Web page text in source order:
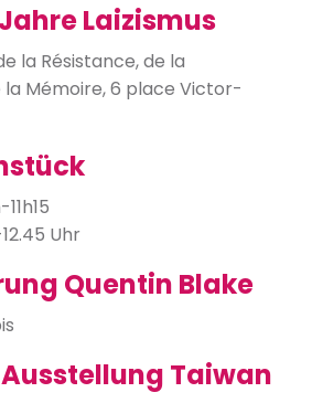
Laizismus
la Résistance, de la
Mémoire, 6 place Victor-
Uhr
Quentin Blake
Taiwan